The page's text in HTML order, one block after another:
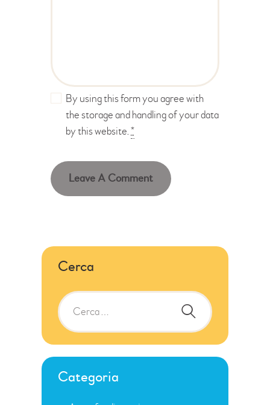
By using this form you agree with
the storage and handling of your data
by this website.*
Cerca
Categoria